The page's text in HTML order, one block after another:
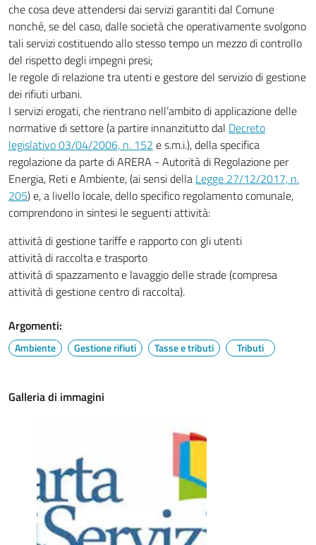
che cosa deve attendersi dai servizi garantiti dal Comune
nonché, se del caso, dalle società che operativamente svolgono
tali servizi costituendo allo stesso tempo un mezzo di controllo
del rispetto degli impegni presi;
le regole di relazione tra utenti e gestore del servizio di gestione
dei rifiuti urbani.
I servizi erogati, che rientrano nell’ambito di applicazione delle
normative di settore (a partire innanzitutto dal Decreto
legislativo 03/04/2006, n. 152 e s.m.i.), della specifica
regolazione da parte di ARERA - Autorità di Regolazione per
Energia, Reti e Ambiente, (ai sensi della Legge 27/12/2017, n.
205) e, a livello locale, dello specifico regolamento comunale,
comprendono in sintesi le seguenti attività:
attività di gestione tariffe e rapporto con gli utenti
attività di raccolta e trasporto
attività di spazzamento e lavaggio delle strade (compresa
attività di gestione centro di raccolta).
Argomenti:
Ambiente Gestione rifiuti Tasse e tributi Tributi
Galleria di immagini